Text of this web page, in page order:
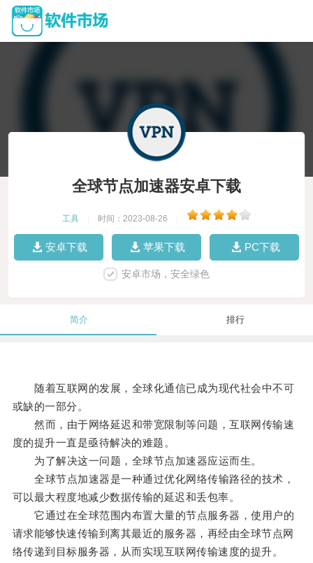
全球节点加速器安卓下载
工具 时间：2023-08-26
安卓下载 苹果下载 PC下载
安卓市场，安全绿色
简介 排行
随着互联网的发展，全球化通信已成为现代社会中不可
或缺的一部分。
然而，由于网络延迟和带宽限制等问题，互联网传输速
度的提升一直是亟待解决的难题。
为了解决这一问题，全球节点加速器应运而生。
全球节点加速器是一种通过优化网络传输路径的技术，
可以最大程度地减少数据传输的延迟和丢包率。
它通过在全球范围内布置大量的节点服务器，使用户的
请求能够快速传输到离其最近的服务器，再经由全球节点网
络传递到目标服务器，从而实现互联网传输速度的提升。